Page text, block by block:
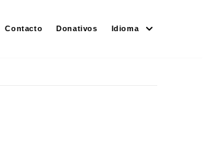
Contacto Donativos Idioma